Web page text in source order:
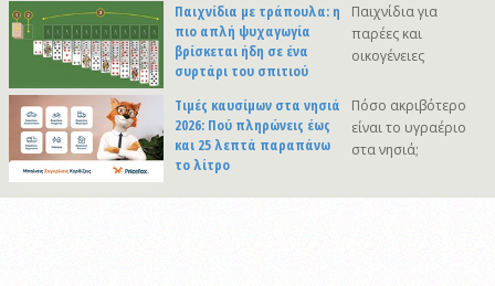
Παιχνίδια με τράπουλα: η
πιο απλή ψυχαγωγία
βρίσκεται ήδη σε ένα
συρτάρι του σπιτιού
Παιχνίδια για
παρέες και
οικογένειες
Τιμές καυσίμων στα νησιά
2026: Πού πληρώνεις έως
και 25 λεπτά παραπάνω
το λίτρο
Πόσο ακριβότερο
είναι το υγραέριο
στα νησιά;